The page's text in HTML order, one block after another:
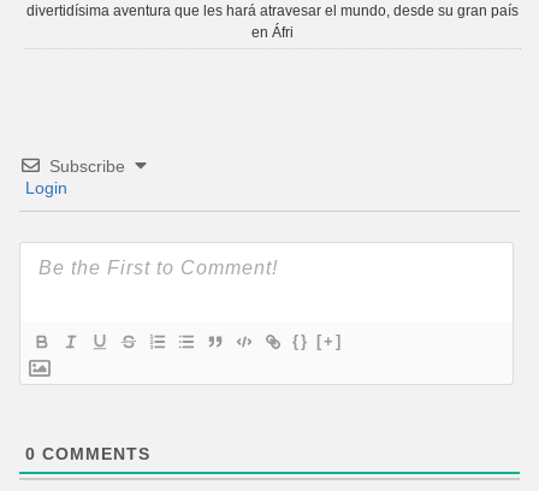
divertidísima aventura que les hará atravesar el mundo, desde su gran país
en Áfri
Subscribe
Login
{} [+]
0 COMMENTS